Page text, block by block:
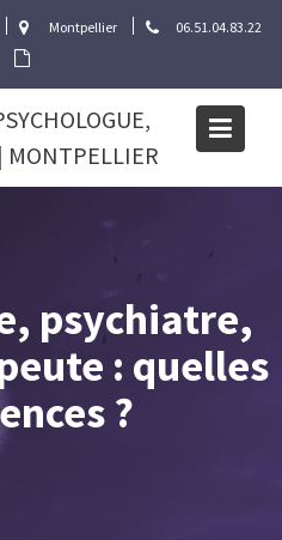
Montpellier 06.51.04.83.22
MONTPELLIER
psychiatre,
: quelles
?